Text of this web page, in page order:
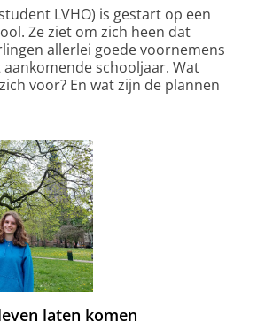
LVHO) is gestart op een
Ze ziet om zich heen dat
allerlei goede voornemens
schooljaar. Wat
voor? En wat zijn de plannen
laten komen